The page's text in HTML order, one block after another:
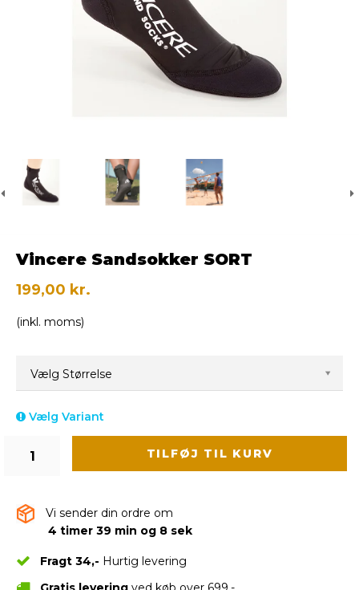
Vincere Sandsokker SORT
199,00 kr.
(inkl. moms)
Vælg Størrelse
Vælg Variant
TILFØJ TIL KURV
Vi sender din ordre om
4 timer 39 min og 8 sek
Fragt 34,- Hurtig levering